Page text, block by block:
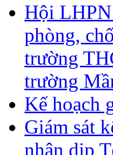
Hội LHPN
phòng,
trường
trường
Kế hoạch
Giám sát
nhân dịp